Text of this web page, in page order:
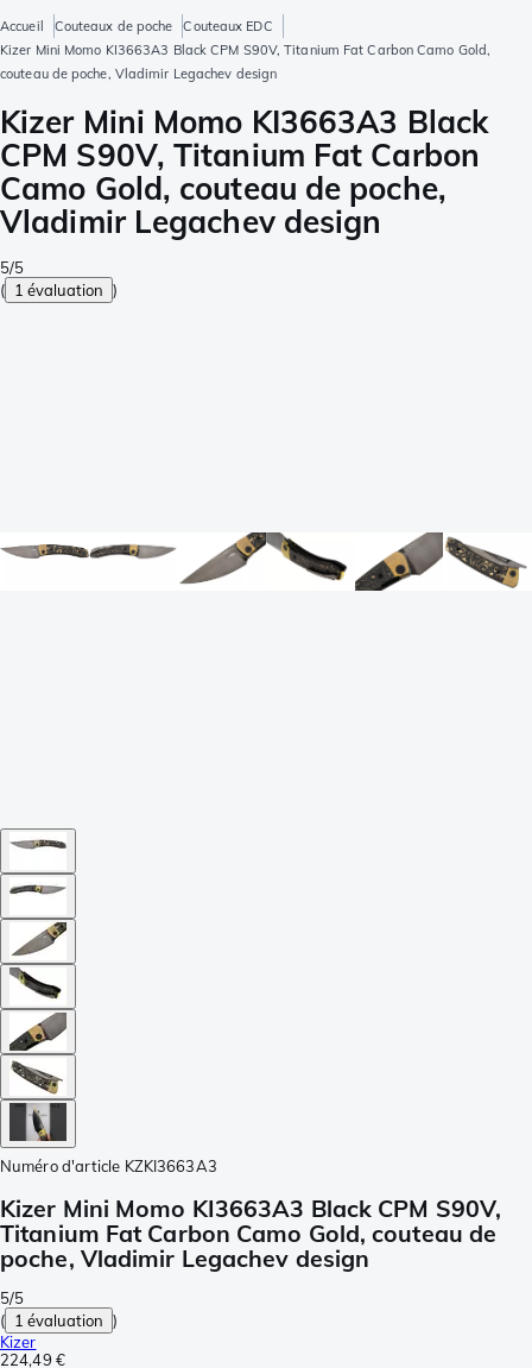
Accueil Couteaux de poche
Couteaux EDC
Kizer Mini Momo KI3663A3 Black CPM S90V, Titanium Fat Carbon Camo Gold,
couteau de poche, Vladimir Legachev design
Kizer Mini Momo KI3663A3 Black
CPM S90V, Titanium Fat Carbon
Camo Gold, couteau de poche,
Vladimir Legachev design
5/5
( 1 évaluation )
Numéro d'article KZKI3663A3
Kizer Mini Momo KI3663A3 Black CPM S90V,
Titanium Fat Carbon Camo Gold, couteau de
poche, Vladimir Legachev design
5/5
( 1 évaluation )
Kizer
224,49 €